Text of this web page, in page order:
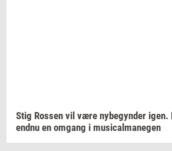
Stig Ros­sen vil være ny­be­gyn­der igen.
endnu en om­gang i mu­si­cal­ma­ne­gen